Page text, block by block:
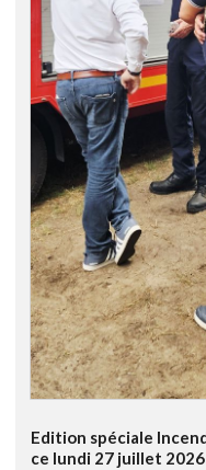
Edition spéciale
ce lundi 27 juillet